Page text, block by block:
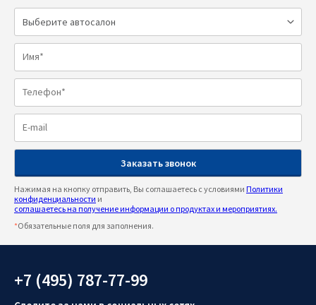
Нажимая на кнопку отправить, Вы соглашаетесь с условиями Политики
конфиденциальности и
соглашаетесь на получение информации о продуктах и мероприятиях.
*Обязательные поля для заполнения.
+7 (495) 787-77-99